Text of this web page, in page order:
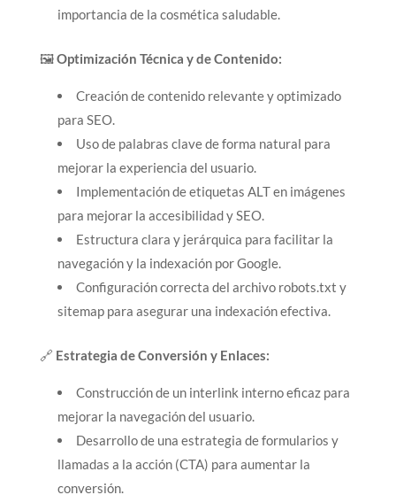
importancia de la cosmética saludable.
🖼️Optimización Técnica y de Contenido:
Creación de contenido relevante y optimizado
para SEO.
Uso de palabras clave de forma natural para
mejorar la experiencia del usuario.
Implementación de etiquetas ALT en imágenes
para mejorar la accesibilidad y SEO.
Estructura clara y jerárquica para facilitar la
navegación y la indexación por Google.
Configuración correcta del archivo robots.txt y
sitemap para asegurar una indexación efectiva.
🔗 Estrategia de Conversión y Enlaces:
Construcción de un interlink interno eficaz para
mejorar la navegación del usuario.
Desarrollo de una estrategia de formularios y
llamadas a la acción (CTA) para aumentar la
conversión.